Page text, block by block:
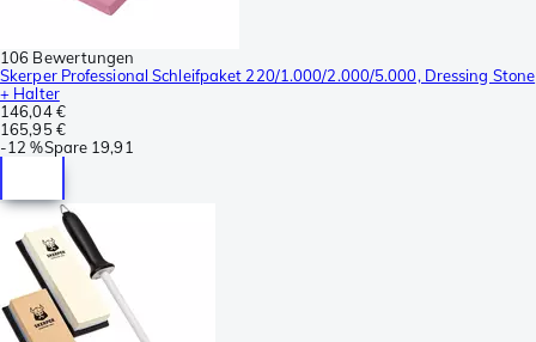
106 Bewertungen
Skerper Professional Schleifpaket 220/1.000/2.000/5.000, Dressing Stone
+ Halter
146,04 €
165,95 €
-12 %Spare 19,91